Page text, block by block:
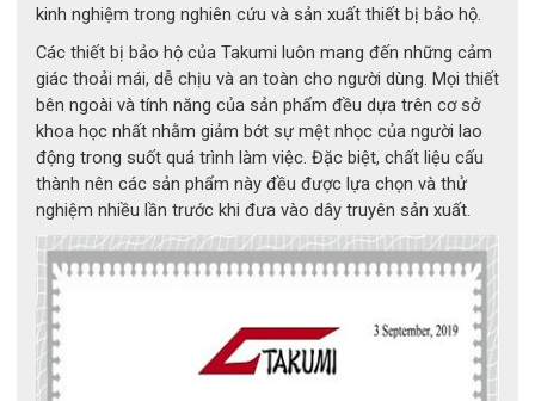
Thông số kỹ thuật sản phẩm
Thương hiệu: Takumi
Xuất xứ: Nhật Bản
Mã sản phẩm: WG-528L
Chất liệu: Nylon
Lớp phủ: Nitrile phủ hoàn toàn
Size: M/8, L/9, XL/10
Thích hợp cho các ngành: cơ khí, sửa chữa, khai thác, công
nghiệp xây dựng, hóa dầu, bảo trì, bảo dưỡng, ô tô, kho bãi,..
Đáp ứng tiêu chuẩn EN 388:2016: 4132X
Những tính năng nổi bật của găng tay
chống dầu Takumi WG-528L
WG-528L là dòng găng tay chống hóa chất
thuộc thương hiệu
Takumi
, cũng chính sự lựa chọn tuyệt vời để bảo vệ tay của bạn
kinh nghiệm trong nghiên cứu và sản xuất thiết bị bảo hộ.
Các thiết bị bảo hộ của Takumi luôn mang đến những cảm
giác thoải mái, dễ chịu và an toàn cho người dùng. Mọi thiết
bên ngoài và tính năng của sản phẩm đều dựa trên cơ sở
khoa học nhất nhằm giảm bớt sự mệt nhọc của người lao
động trong suốt quá trình làm việc. Đặc biệt, chất liệu cấu
thành nên các sản phẩm này đều được lựa chọn và thử
nghiệm nhiều lần trước khi đưa vào dây truyên sản xuất.